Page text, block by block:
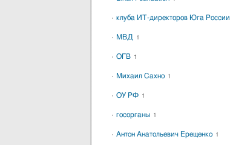
клуба ИТ-директоров Юга России
МВД 1
ОГВ 1
Михаил Сахно 1
ОУ РФ 1
госорганы 1
Антон Анатольевич Ерещенко 1